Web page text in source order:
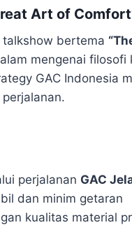
Art of
bertema
mengenai filosofi
GAC Indonesia
perjalanan GAC
dan minim getaran
kualitas material